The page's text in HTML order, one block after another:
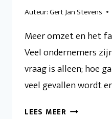
Auteur:Gert Jan Stevens
Meer omzet en het
Veel ondernemers
vraag is alleen; hoe
veel gevallen wordt
LEES MEER “MEER